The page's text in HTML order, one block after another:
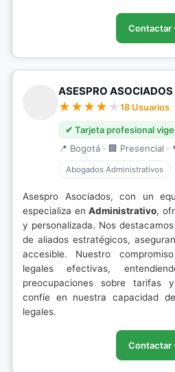
Contactar
ASESPRO
18 Usuarios
✔ Tarjeta profesional
📍 Bogotá · 🏢 Presencial ·
Abogados Administrativos
Asespro Asociados, con un
especializa enAdministrativo,
y personalizada. Nos
de aliados estratégicos,
accesible. Nuestro
legales efectivas,
preocupaciones sobre tarifas
confíe en nuestra capacidad
legales.
Contactar